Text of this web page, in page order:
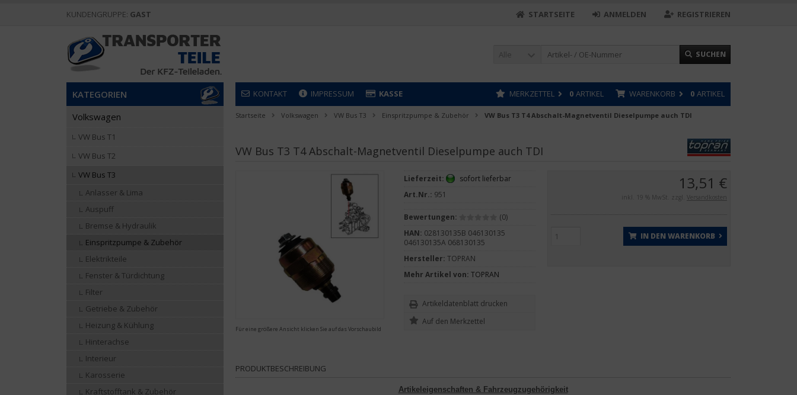
KUNDENGRUPPE: GAST REGISTRIEREN
ANMELDEN
STARTSEITE
Alle SUCHEN
KONTAKT IMPRESSUM KASSE WARENKORB 0 ARTIKEL
MERKZETTEL 0 ARTIKEL
Startseite Volkswagen VW Bus T3 Einspritzpumpe & Zubehör VW Bus T3 T4 Abschalt-Magnetventil Dieselpumpe auch TDI
VW Bus T3 T4 Abschalt-Magnetventil Dieselpumpe auch TDI
Für eine größere Ansicht klicken Sie auf das Vorschaubild
13,51 €
inkl. 19 % MwSt. zzgl. Versandkosten
IN DEN WARENKORB
Lieferzeit:
sofort lieferbar
Art.Nr.: 951
Bewertungen:
(0)
HAN: 028130135B 046130135
046130135A 068130135
Hersteller: TOPRAN
Mehr Artikel von: TOPRAN
Artikeldatenblatt drucken
PRODUKTBESCHREIBUNG
Artikeleigenschaften & Fahrzeugzugehörigkeit
KATEGORIEN
Volkswagen
VW Bus T1
VW Bus T2
VW Bus T3
Anlasser & Lima
Auspuff
Bremse & Hydraulik
Einspritzpumpe & Zubehör
Elektrikteile
Fenster & Türdichtung
Filter
Getriebe & Zubehör
Heizung & Kühlung
Hinterachse
Interieur
Karosserie
Kraftstofftank & Zubehör